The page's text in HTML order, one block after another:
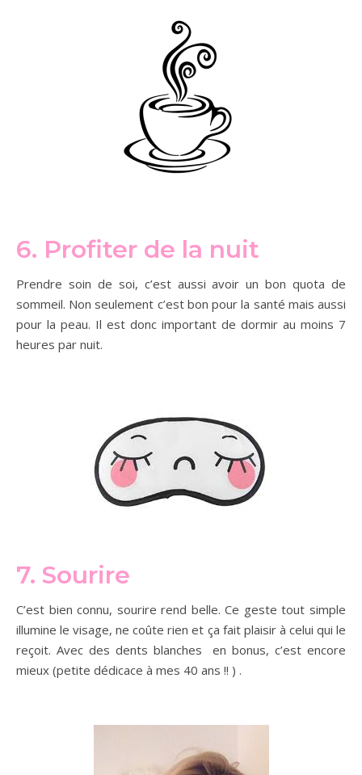
6. Profiter de la nuit
Prendre soin de soi, c’est aussi avoir un bon quota de
sommeil. Non seulement c’est bon pour la santé mais aussi
pour la peau. Il est donc important de dormir au moins 7
heures par nuit.
7. Sourire
C’est bien connu, sourire rend belle. Ce geste tout simple
illumine le visage, ne coûte rien et ça fait plaisir à celui qui le
reçoit. Avec des dents blanches en bonus, c’est encore
mieux (petite dédicace à mes 40 ans !! ) .